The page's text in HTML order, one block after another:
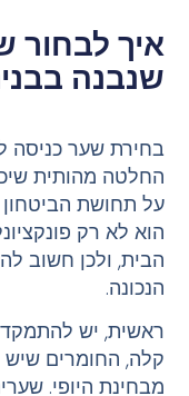
איך לבחור
שנבנה
בחירת שער כניסה
החלטה מהותית
על תחושת הביטחון
הוא לא רק
הבית, ולכן חשוב
הנכונה.
ראשית, יש להתמקד
קלה, החומרים
מבחינת היופי.